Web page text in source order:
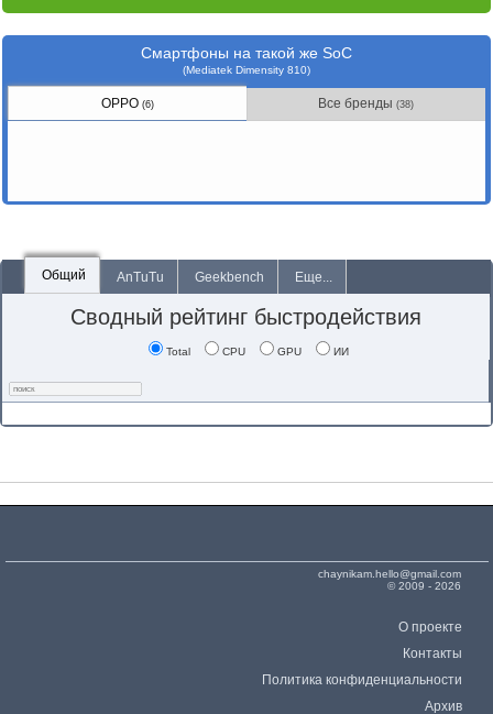
Смартфоны на такой же SoC
(Mediatek Dimensity 810)
OPPO (6) Все бренды(38)
Общий AnTuTu Geekbench Еще...
Сводный рейтинг быстродействия
Total CPU GPU ИИ
chaynikam.hello@gmail.com
© 2009 - 2026
О проекте
Контакты
Политика конфиденциальности
Архив